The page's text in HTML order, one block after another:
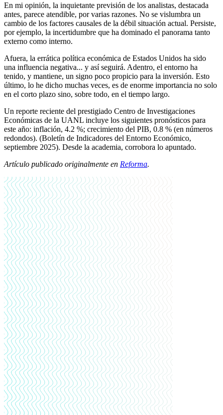
En mi opinión, la inquietante previsión de los analistas, destacada
antes, parece atendible, por varias razones. No se vislumbra un
cambio de los factores causales de la débil situación actual. Persiste,
por ejemplo, la incertidumbre que ha dominado el panorama tanto
externo como interno.
Afuera, la errática política económica de Estados Unidos ha sido
una influencia negativa... y así seguirá. Adentro, el entorno ha
tenido, y mantiene, un signo poco propicio para la inversión. Esto
último, lo he dicho muchas veces, es de enorme importancia no solo
en el corto plazo sino, sobre todo, en el tiempo largo.
Un reporte reciente del prestigiado Centro de Investigaciones
Económicas de la UANL incluye los siguientes pronósticos para
este año: inflación, 4.2 %; crecimiento del PIB, 0.8 % (en números
redondos). (Boletín de Indicadores del Entorno Económico,
septiembre 2025). Desde la academia, corrobora lo apuntado.
Artículo publicado originalmente en Reforma.